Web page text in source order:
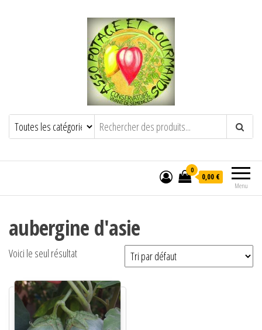
POTAGE ET GOURMANDSSemence paysanne naturelle
——————————————-
Menu
0
0,00 €
aubergine d'asie
Voici le seul résultat